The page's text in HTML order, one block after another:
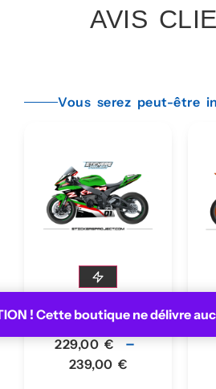
! Cette boutique ne délivre
AVIS
Vous serez peut-être
(2021) – VERT
229,00 € –
239,00 €